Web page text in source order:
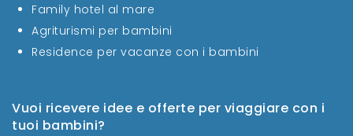
Vuoi ricevere idee e offerte per viaggiare con i
tuoi bambini?
Family hotel al mare
Agriturismi per bambini
Residence per vacanze con i bambini